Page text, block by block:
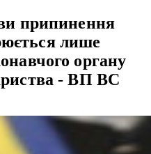
припинення
лише
органу
- ВП ВС